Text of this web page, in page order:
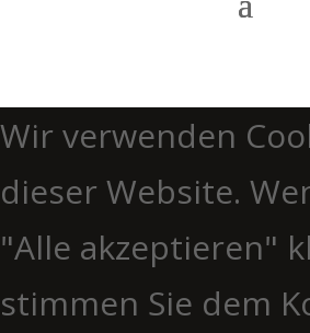
Wir verwenden
dieser Website.
"Alle akzeptieren"
stimmen Sie dem